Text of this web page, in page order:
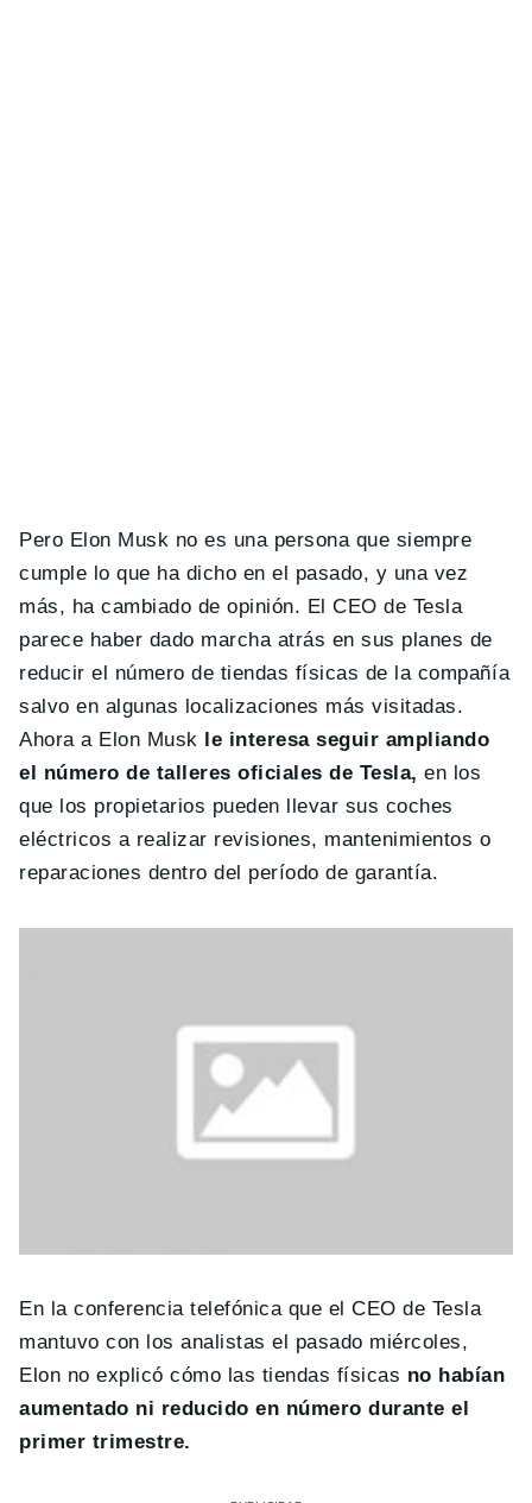
Pero Elon Musk no es una persona que siempre
cumple lo que ha dicho en el pasado, y una vez
más, ha cambiado de opinión. El CEO de Tesla
parece haber dado marcha atrás en sus planes de
reducir el número de tiendas físicas de la compañía
salvo en algunas localizaciones más visitadas.
Ahora a Elon Musk le interesa seguir ampliando
el número de talleres oficiales de Tesla, en los
que los propietarios pueden llevar sus coches
eléctricos a realizar revisiones, mantenimientos o
reparaciones dentro del período de garantía.
En la conferencia telefónica que el CEO de Tesla
mantuvo con los analistas el pasado miércoles,
Elon no explicó cómo las tiendas físicas no habían
aumentado ni reducido en número durante el
primer trimestre.